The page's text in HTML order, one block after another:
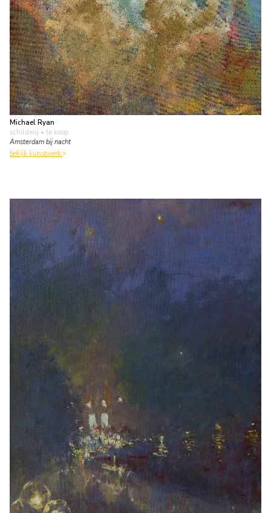
Michael Ryan
schilderij • te koop
Amsterdam bij nacht
bekijk kunstwerk